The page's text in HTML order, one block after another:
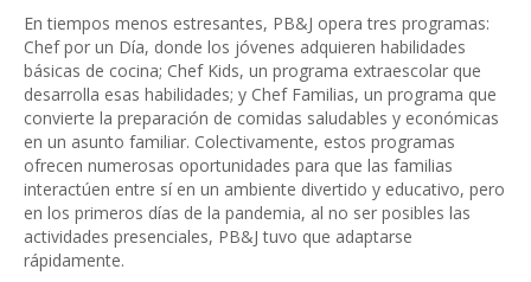
En tiempos menos estresantes, PB&J opera tres programas:
Chef por un Día, donde los jóvenes adquieren habilidades
básicas de cocina; Chef Kids, un programa extraescolar que
desarrolla esas habilidades; y Chef Familias, un programa que
convierte la preparación de comidas saludables y económicas
en un asunto familiar. Colectivamente, estos programas
ofrecen numerosas oportunidades para que las familias
interactúen entre sí en un ambiente divertido y educativo, pero
en los primeros días de la pandemia, al no ser posibles las
actividades presenciales, PB&J tuvo que adaptarse
rápidamente.